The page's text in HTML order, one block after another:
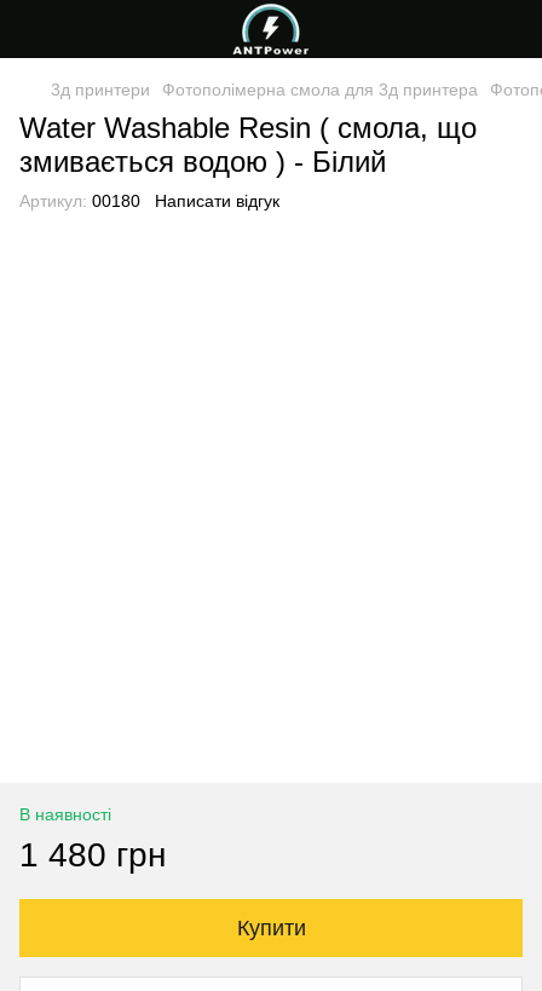
3д принтери Фотополімерна смола для 3д принтера
Water Washable Resin ( смола, що
змивається водою ) - Білий
Артикул: 00180 Написати відгук
В наявності
1 480 грн
Купити